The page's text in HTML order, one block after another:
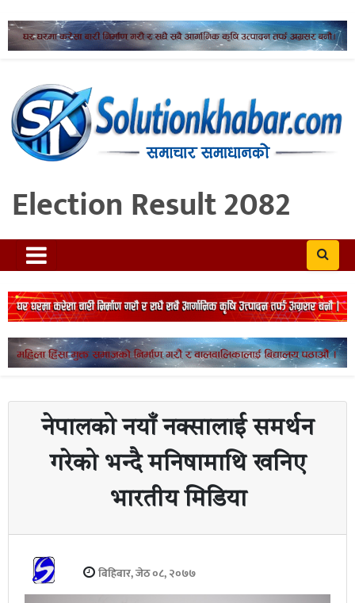
Election Result 2082
नेपालको नयाँ नक्सालाई समर्थन
गरेको भन्दै मनिषामाथि खनिए
भारतीय मिडिया
बिहिबार, जेठ ०८, २०७७